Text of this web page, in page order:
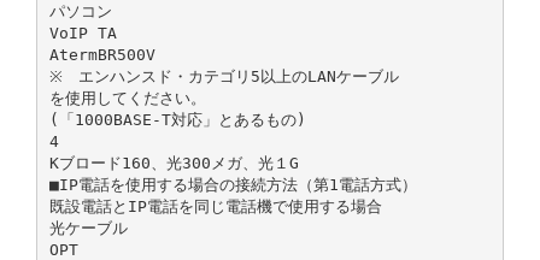
パソコン
VoIP TA
AtermBR500V
※ エンハンスド・カテゴリ5以上のLANケーブル
を使用してください。
(「1000BASE-T対応」とあるもの)
4
Kブロード160、光300メガ、光１G
■IP電話を使用する場合の接続方法（第1電話方式）
既設電話とIP電話を同じ電話機で使用する場合
光ケーブル
OPT